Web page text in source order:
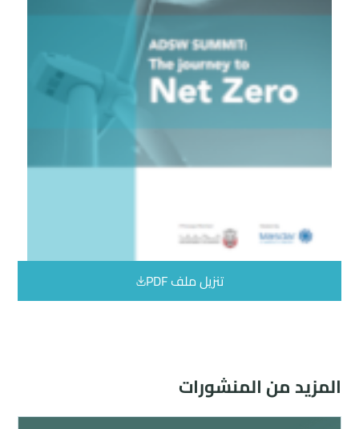
تنزيل ملف PDF
المزيد من المنشورات